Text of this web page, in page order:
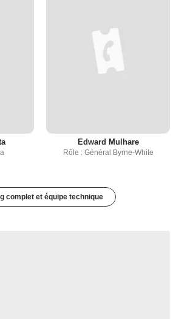
Edward Mulhare
Rôle : Général Byrne-White
complet et équipe technique